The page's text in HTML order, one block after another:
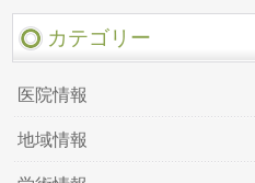
カテゴリー
医院情報
地域情報